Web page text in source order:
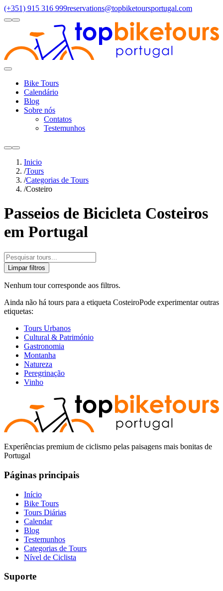
(+351) 915 316 999reservations@topbiketoursportugal.com
lightdark
Toggle
Bike Tours
Regiões Santiago Compostela Douro Valley (3)
Caminho de Santiago em Bicicleta - Caminho da Costa - "fácil"
8 Dias|3/5
Calendário
Blog
Sobre nós
Contatos
Testemunhos
lightdark
Inicio
/Tours
/Categorias de Tours
/Costeiro
Passeios de Bicicleta Costeiros
em Portugal
Limpar filtros
Nenhum tour corresponde aos filtros.
Ainda não há tours para a etiqueta CosteiroPode experimentar outras
etiquetas:
Tours Urbanos
Cultural & Património
Gastronomia
Montanha
Natureza
Peregrinação
Vinho
Experiências premium de ciclismo pelas paisagens mais bonitas de
Portugal
Páginas principais
Início
Bike Tours
Tours Diárias
Calendar
Blog
Testemunhos
Categorias de Tours
Nível de Ciclista
Suporte